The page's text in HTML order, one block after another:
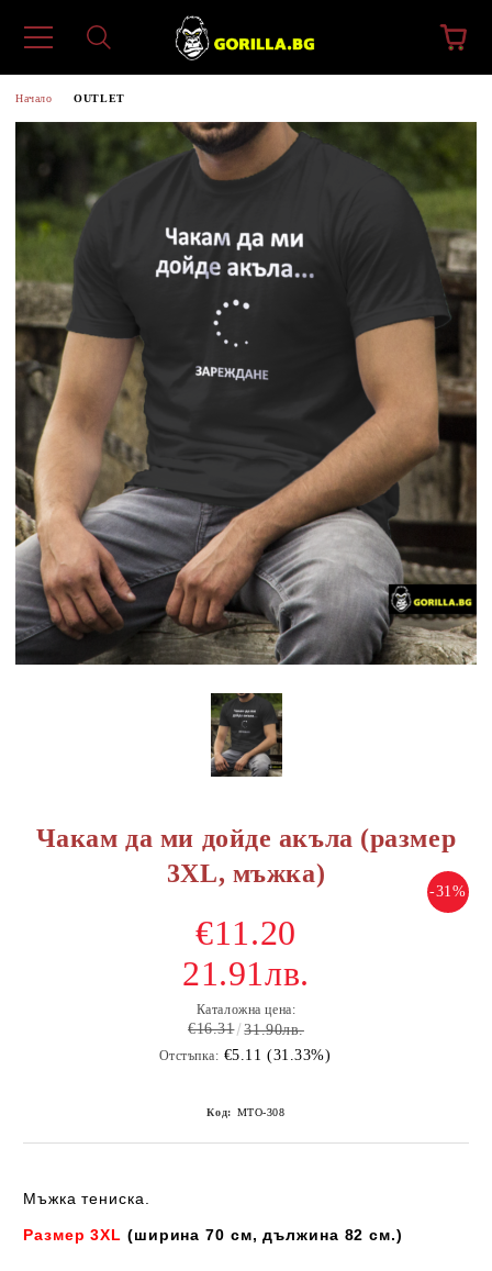
Начало OUTLET
Чакам да ми дойде акъла (размер
3XL, мъжка)
-31%
€11.20
21.91лв.
Каталожна цена:
€16.31 31.90лв.
Отстъпка: €5.11 (31.33%)
Код: MTО-308
Мъжка тениска.
Размер 3XL (ширина 70 см, дължина 82 см.)